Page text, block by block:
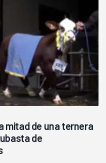
mitad de una ternera
de